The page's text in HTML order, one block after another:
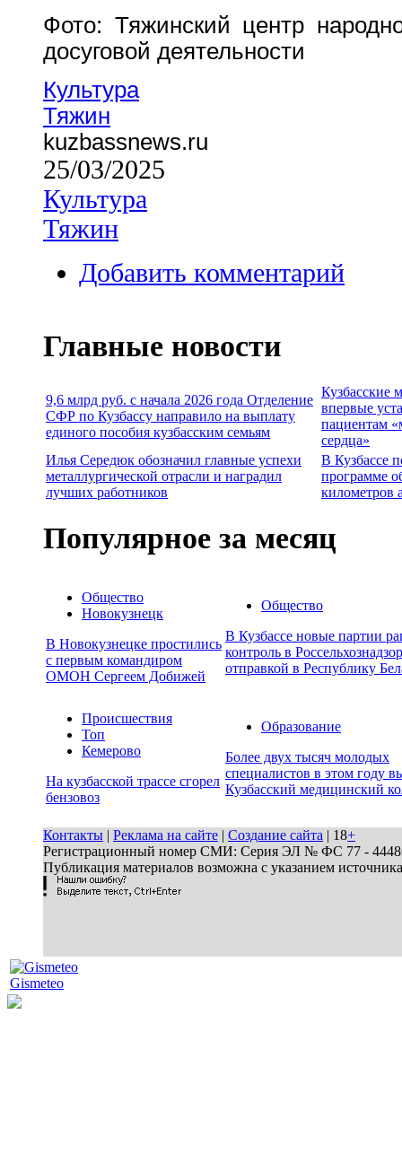
Фото: Тяжинский центр
досуговой деятельности
Культура
Тяжин
kuzbassnews.ru
25/03/2025
Культура
Тяжин
Добавить комментарий
Главные новости
9,6 млрд руб. с начала 2026 года Отделение
СФР по Кузбассу направило на выплату
единого пособия кузбасским семьям
Кузбасские
впервые
пациентам
сердца»
Илья Середюк обозначил главные успехи
металлургической отрасли и наградил
лучших работников
В Кузбассе
программе
километров
Популярное за месяц
Общество
Новокузнецк
В Новокузнецке простились
с первым командиром
ОМОН Сергеем Добижей
Общество
В Кузбассе новые партии
контроль в
отправкой в Республику
Происшествия
Топ
Кемерово
На кузбасской трассе сгорел
бензовоз
Образование
Более двух тысяч молодых
специалистов в этом году
Кузбасский медицинский
Контакты | Реклама на сайте | Создание сайта | 18+
Регистрационный номер СМИ: Серия ЭЛ № ФС 77 - 44486
Публикация материалов возможна с указанием
Gismeteo